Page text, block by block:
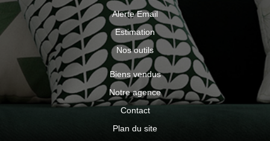
Alerte Email
Estimation
Nos outils
Biens vendus
Notre agence
Contact
Plan du site